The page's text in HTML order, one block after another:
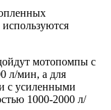
мотопомпы с
л/мин, а для
с усиленными
1000-2000 л/